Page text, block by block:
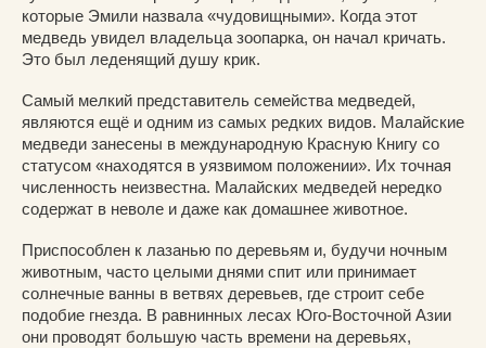
которые Эмили назвала «чудовищными». Когда этот
медведь увидел владельца зоопарка, он начал кричать.
Это был леденящий душу крик.
Самый мелкий представитель семейства медведей,
являются ещё и одним из самых редких видов. Малайские
медведи занесены в международную Красную Книгу со
статусом «находятся в уязвимом положении». Их точная
численность неизвестна. Малайских медведей нередко
содержат в неволе и даже как домашнее животное.
Приспособлен к лазанью по деревьям и, будучи ночным
животным, часто целыми днями спит или принимает
солнечные ванны в ветвях деревьев, где строит себе
подобие гнезда. В равнинных лесах Юго-Восточной Азии
они проводят большую часть времени на деревьях,